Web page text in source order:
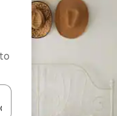
os usando as seta para